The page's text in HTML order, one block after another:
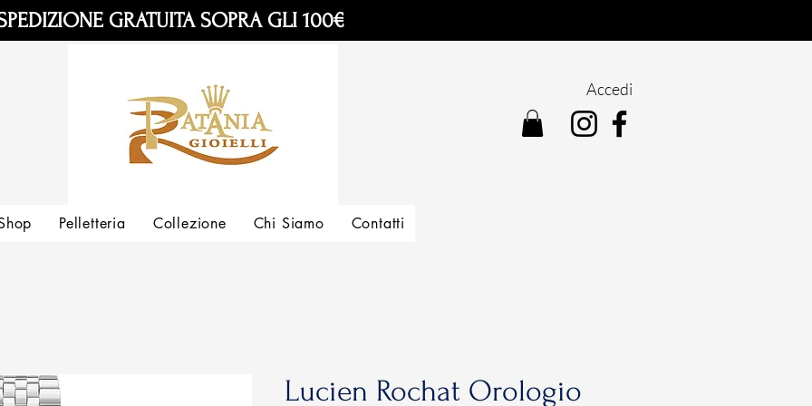
GRATUITA SOPRA GLI 100€
Accedi
Lucien Rochat Orologio
Pelletteria Collezione Chi Siamo Contatti